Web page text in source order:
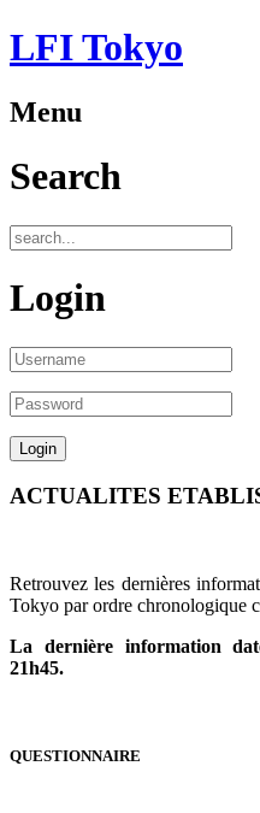
LFI Tokyo
Menu
Search
Login
ACTUALITES
Retrouvez les dernières
Tokyo par ordre chronologique
La dernière information
21h45.
QUESTIONNAIRE